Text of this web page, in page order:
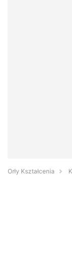
Orły Kształcenia